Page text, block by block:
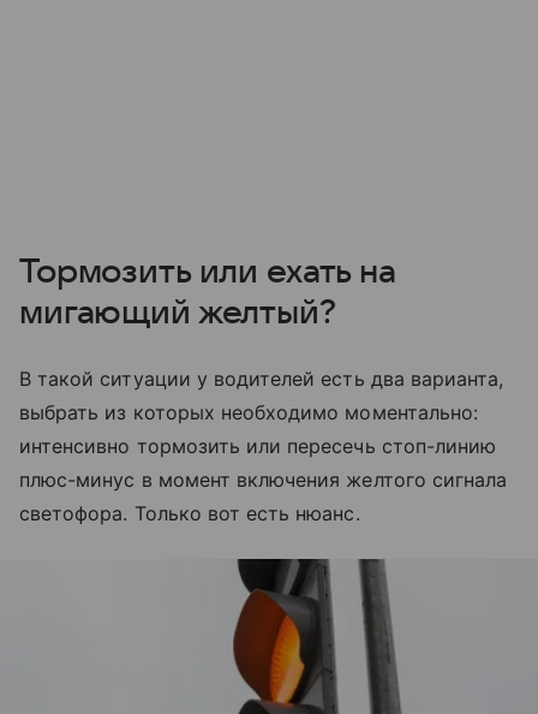
Тормозить или ехать на
мигающий желтый?
В такой ситуации у водителей есть два варианта,
выбрать из которых необходимо моментально:
интенсивно тормозить или пересечь стоп-линию
плюс-минус в момент включения желтого сигнала
светофора. Только вот есть нюанс.